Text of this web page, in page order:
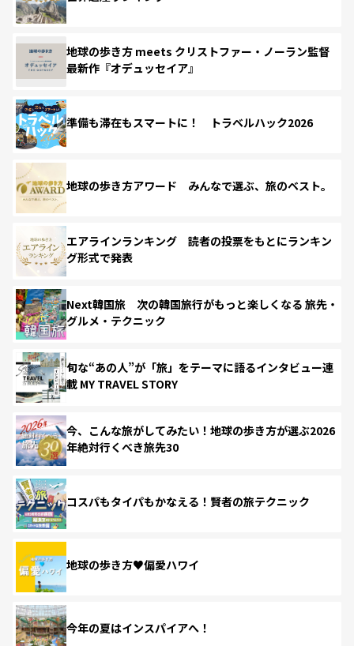
地球の歩き方 meets クリストファー・ノーラン監督
最新作『オデュッセイア』
準備も滞在もスマートに！ トラベルハック2026
地球の歩き方アワード みんなで選ぶ、旅のベスト。
エアラインランキング 読者の投票をもとにランキン
グ形式で発表
Next韓国旅 次の韓国旅行がもっと楽しくなる 旅先・
グルメ・テクニック
旬な“あの人”が「旅」をテーマに語るインタビュー連
載 MY TRAVEL STORY
今、こんな旅がしてみたい！地球の歩き方が選ぶ2026
年絶対行くべき旅先30
コスパもタイパもかなえる！賢者の旅テクニック
地球の歩き方♥偏愛ハワイ
今年の夏はインスパイアへ！